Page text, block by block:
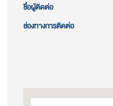
ชื่อผู้ติดต่อ
ช่องทางการติดต่อ